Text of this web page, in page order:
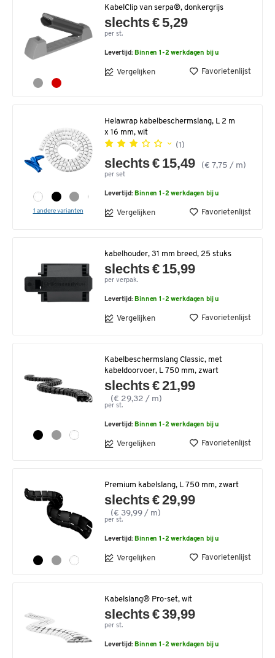
KabelClip van serpa®, donkergrijs
slechts € 5,29
per st.
Levertijd: Binnen 1-2 werkdagen bij u
Vergelijken Favorietenlijst
1 andere varianten
Helawrap kabelbeschermslang, L 2 m
x 16 mm, wit
(1)
slechts € 15,49 (€ 7,75 / m)
per set
Levertijd: Binnen 1-2 werkdagen bij u
Vergelijken Favorietenlijst
kabelhouder, 31 mm breed, 25 stuks
slechts € 15,99
per verpak.
Levertijd: Binnen 1-2 werkdagen bij u
Vergelijken Favorietenlijst
Kabelbeschermslang Classic, met
kabeldoorvoer, L 750 mm, zwart
slechts € 21,99
(€ 29,32 / m)
per st.
Levertijd: Binnen 1-2 werkdagen bij u
Vergelijken Favorietenlijst
Premium kabelslang, L 750 mm, zwart
slechts € 29,99
(€ 39,99 / m)
per st.
Levertijd: Binnen 1-2 werkdagen bij u
Vergelijken Favorietenlijst
Kabelslang® Pro-set, wit
slechts € 39,99
per st.
Levertijd: Binnen 1-2 werkdagen bij u